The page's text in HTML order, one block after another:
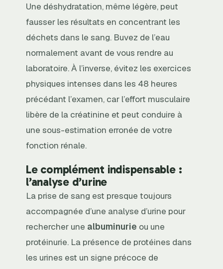
Une déshydratation, même légère, peut
fausser les résultats en concentrant les
déchets dans le sang. Buvez de l’eau
normalement avant de vous rendre au
laboratoire. À l’inverse, évitez les exercices
physiques intenses dans les 48 heures
précédant l’examen, car l’effort musculaire
libère de la créatinine et peut conduire à
une sous-estimation erronée de votre
fonction rénale.
Le complément indispensable :
l’analyse d’urine
La prise de sang est presque toujours
accompagnée d’une analyse d’urine pour
rechercher une albuminurie ou une
protéinurie. La présence de protéines dans
les urines est un signe précoce de